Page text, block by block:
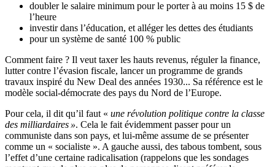
doubler le salaire minimum pour le porter à au moins 15 $ de
l’heure
investir dans l’éducation, et alléger les dettes des étudiants
pour un système de santé 100 % public
Comment faire ? Il veut taxer les hauts revenus, réguler la finance,
lutter contre l’évasion fiscale, lancer un programme de grands
travaux inspiré du New Deal des années 1930... Sa référence est le
modèle social-démocrate des pays du Nord de l’Europe.
Pour cela, il dit qu’il faut « une révolution politique contre la classe
des milliardaires ». Cela le fait évidemment passer pour un
communiste dans son pays, et lui-même assume de se présenter
comme un « socialiste ». A gauche aussi, des tabous tombent, sous
l’effet d’une certaine radicalisation (rappelons que les sondages